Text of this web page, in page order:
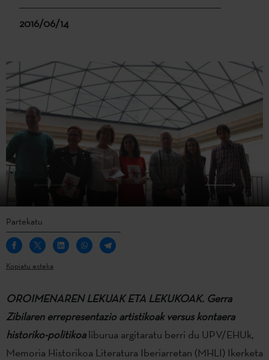
2016/06/14
Partekatu
Kopiatu esteka
OROIMENAREN LEKUAK ETA LEKUKOAK. Gerra
Zibilaren errepresentazio artistikoak versus kontaera
historiko-politikoaliburua argitaratu berri du UPV/EHUk,
Memoria Historikoa Literatura Iberiarretan (MHLI) Ikerketa